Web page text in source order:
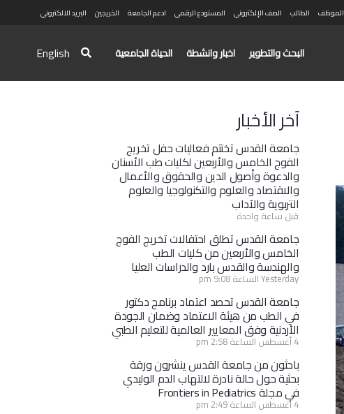
الموظف الطالب الصف الإلكتروني المستودع الرقمي ادعم الجامعة الخريجين البريد الالكتروني
البحث والتطوير اخبار وانشطة الحياة الجامعية English
آخر الأخبار
جامعة القدس تختتم فعاليات حفل تخريج
الفوج الخامس والأربعين لكليات طب الأسنان
والدعوة وأصول الدين والحقوق والأعمال
والاقتصاد والعلوم والتكنولوجيا والعلوم
التربوية والآداب
قبل ساعة واحدة
جامعة القدس تطلق احتفالات تخريج الفوج
الخامس والأربعين من كليات الطب
والهندسة والقدس بارد والدراسات العليا
Yesterday الساعة 9:08 pm
جامعة القدس تحصد اعتماد برنامج دكتور
في الطب من هيئة الاعتماد وضمان الجودة
الأردنية وفق المعايير العالمية للتعليم الطبي
4 أغسطس الساعة 2:58 pm
باحثون من جامعة القدس ينشرون ورقة
بحثية حول حالة نادرة لالتهاب الدم الوليدي
في مجلة Frontiers in Pediatrics
4 أغسطس الساعة 2:49 pm